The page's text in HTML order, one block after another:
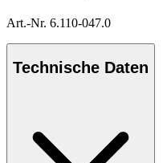
Art.-Nr. 6.110-047.0
Technische Daten